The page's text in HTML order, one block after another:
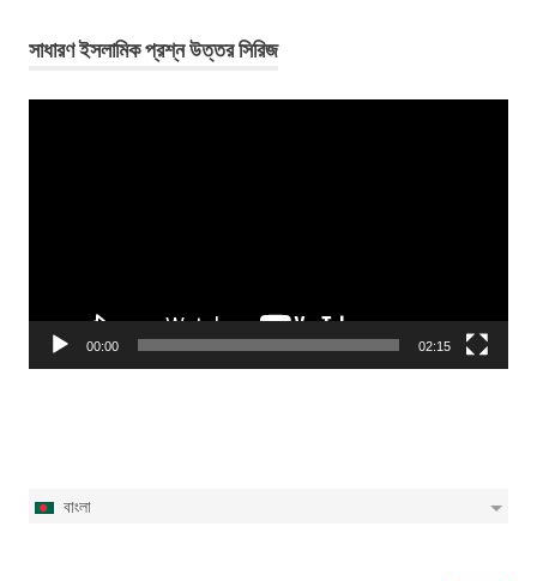
সাধারণ ইসলামিক প্রশ্ন উত্তর সিরিজ
00:00 02:15
বাংলা